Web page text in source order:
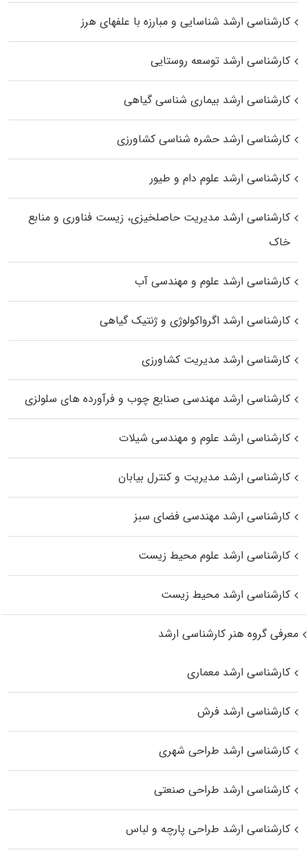
کارشناسی ارشد شناسایی و مبارزه با علفهای هرز
کارشناسی ارشد توسعه روستایی
کارشناسی ارشد بیماری‌ شناسی گیاهی
کارشناسی ارشد حشره‌ شناسی کشاورزی
کارشناسی ارشد علوم دام و طیور
کارشناسی ارشد مدیریت حاصلخیزی، زیست فناوری و منابع
خاک
کارشناسی ارشد علوم و مهندسی آب
کارشناسی ارشد اگرواکولوژی و ژنتیک گیاهی
کارشناسی ارشد مدیریت کشاورزی
کارشناسی ارشد مهندسی صنایع چوب و فرآورده‌ های سلولزی
کارشناسی ارشد علوم و مهندسی شیلات
کارشناسی ارشد مدیریت و کنترل بیابان
کارشناسی ارشد مهندسی فضای سبز
کارشناسی ارشد علوم محیط‌ زیست
کارشناسی ارشد محیط زیست
معرفی گروه هنر کارشناسی ارشد
کارشناسی ارشد معماری
کارشناسی ارشد فرش
کارشناسی ارشد طراحی شهری
کارشناسی ارشد طراحی صنعتی
کارشناسی ارشد طراحی پارچه و لباس